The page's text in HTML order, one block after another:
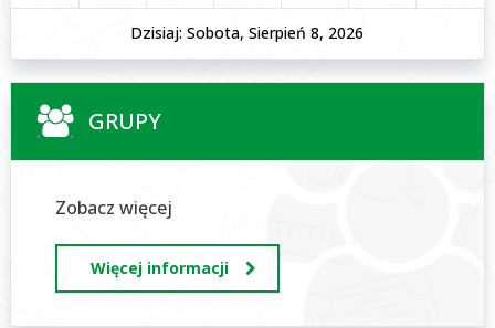
Dzisiaj: Sobota, Sierpień 8, 2026
GRUPY
Zobacz więcej
Więcej informacji